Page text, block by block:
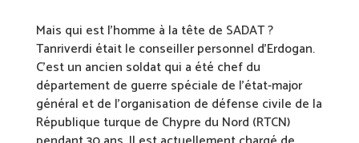
Mais qui est l’homme à la tête de SADAT ?
Tanriverdi était le conseiller personnel d’Erdogan.
C’est un ancien soldat qui a été chef du
département de guerre spéciale de l’état-major
général et de l’organisation de défense civile de la
République turque de Chypre du Nord (RTCN)